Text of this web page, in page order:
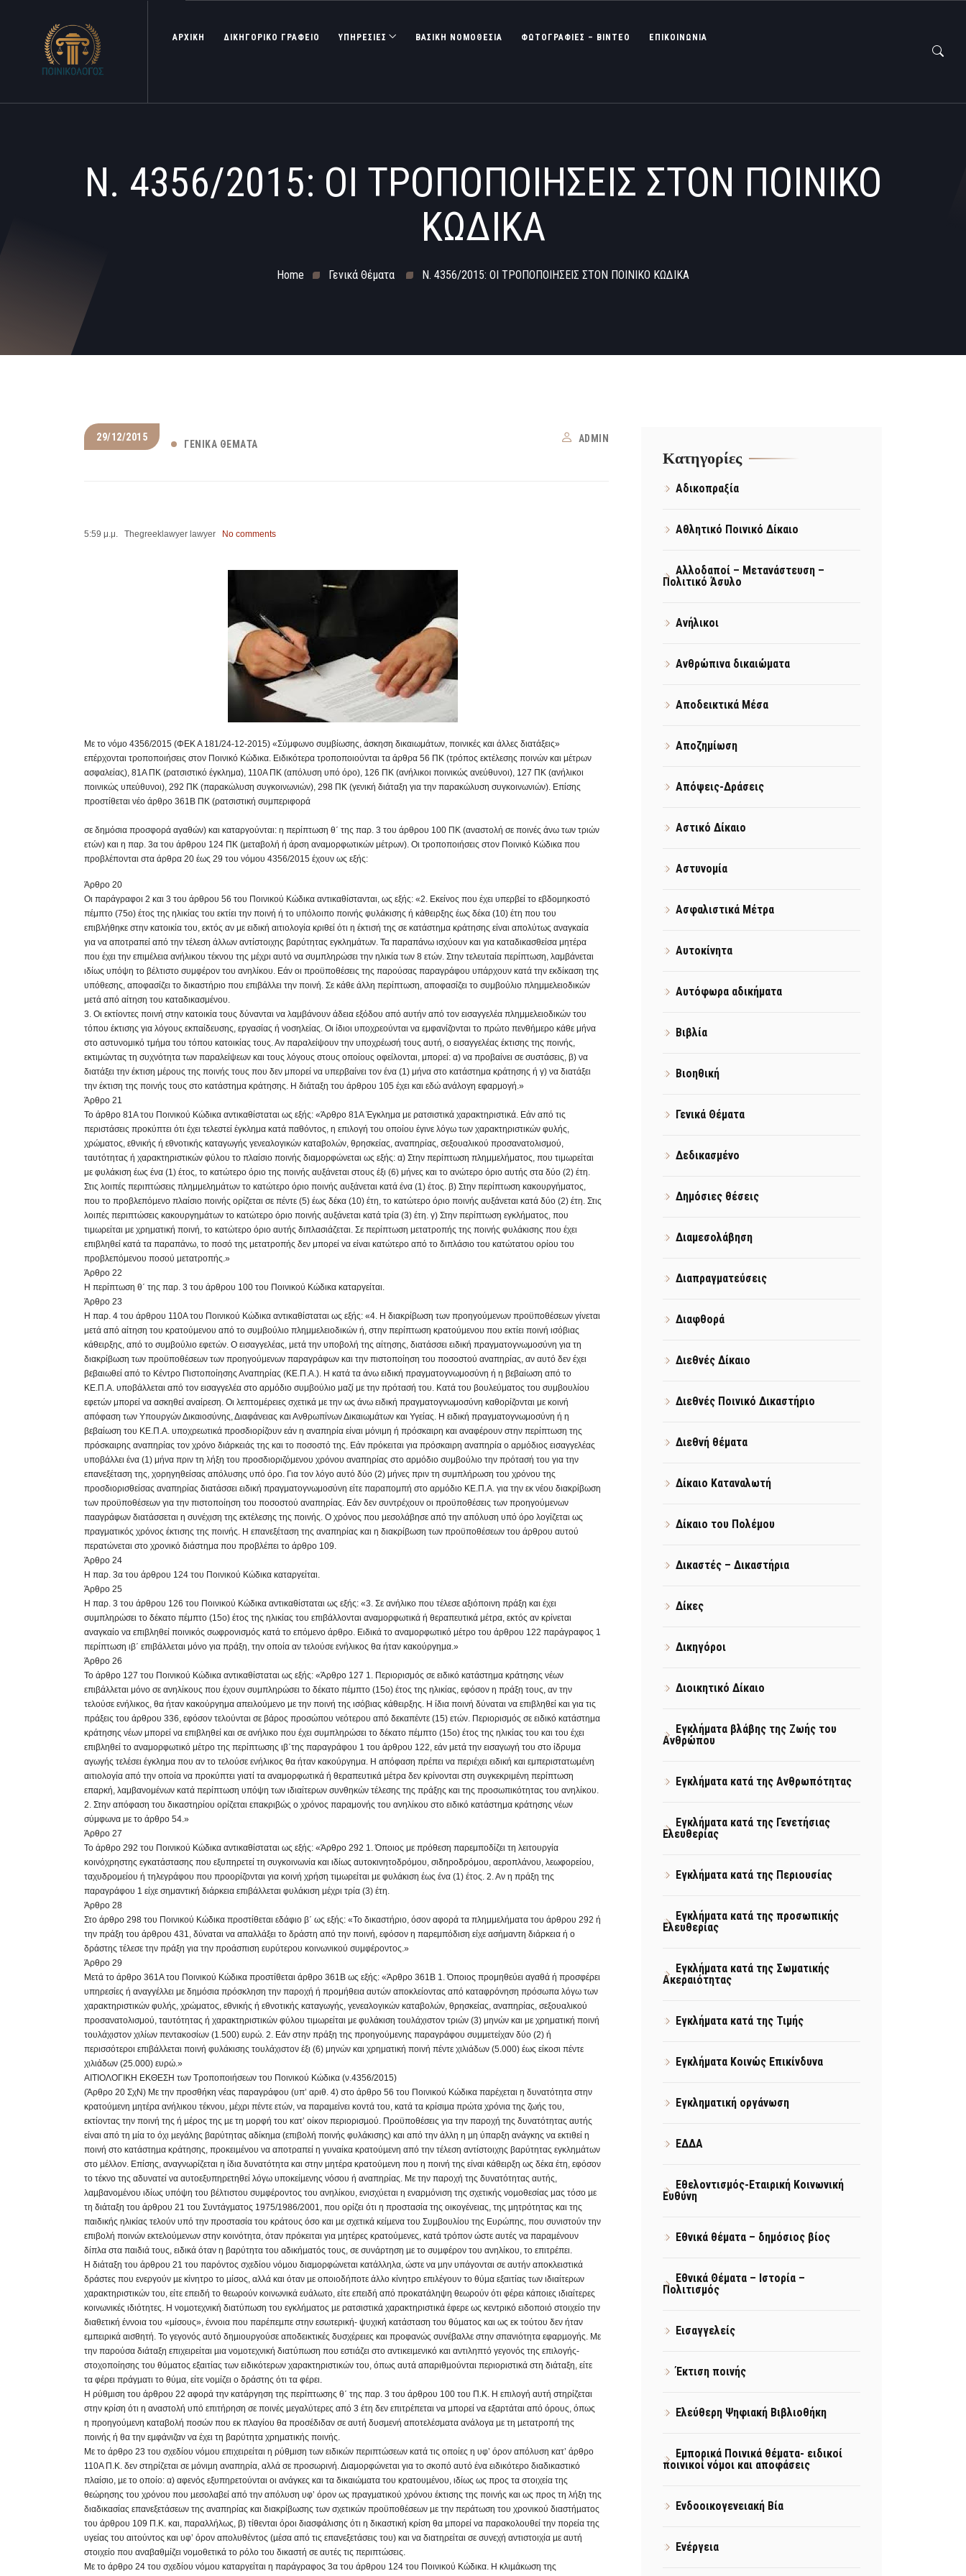
ΑΡΧΙΚΗ ΔΙΚΗΓΟΡΙΚΟ ΓΡΑΦΕΙΟ ΥΠΗΡΕΣΙΕΣ ΒΑΣΙΚΉ ΝΟΜΟΘΕΣΊΑ ΦΩΤΟΓΡΑΦΊΕΣ – ΒΊΝΤΕΟ ΕΠΙΚΟΙΝΩΝΙΑ
Ν. 4356/2015: ΟΙ ΤΡΟΠΟΠΟΙΗΣΕΙΣ ΣΤΟΝ ΠΟΙΝΙΚΟ
ΚΩΔΙΚΑ
Home Γενικά Θέματα Ν. 4356/2015: ΟΙ ΤΡΟΠΟΠΟΙΗΣΕΙΣ ΣΤΟΝ ΠΟΙΝΙΚΟ ΚΩΔΙΚΑ
29/12/2015
ΓΕΝΙΚΆ ΘΈΜΑΤΑ ADMIN
5:59 μ.μ. Thegreeklawyer lawyer No comments
Με το νόμο 4356/2015 (ΦΕΚ Α 181/24-12-2015) «Σύμφωνο συμβίωσης, άσκηση δικαιωμάτων, ποινικές και άλλες διατάξεις»
επέρχονται τροποποιήσεις στον Ποινικό Κώδικα. Ειδικότερα τροποποιούνται τα άρθρα 56 ΠΚ (τρόπος εκτέλεσης ποινών και μέτρων
ασφαλείας), 81Α ΠΚ (ρατσιστικό έγκλημα), 110Α ΠΚ (απόλυση υπό όρο), 126 ΠΚ (ανήλικοι ποινικώς ανεύθυνοι), 127 ΠΚ (ανήλικοι
ποινικώς υπεύθυνοι), 292 ΠΚ (παρακώλυση συγκοινωνιών), 298 ΠΚ (γενική διάταξη για την παρακώλυση συγκοινωνιών). Επίσης
προστίθεται νέο άρθρο 361Β ΠΚ (ρατσιστική συμπεριφορά
σε δημόσια προσφορά αγαθών) και καταργούνται: η περίπτωση θ΄ της παρ. 3 του άρθρου 100 ΠΚ (αναστολή σε ποινές άνω των τριών
ετών) και η παρ. 3α του άρθρου 124 ΠΚ (μεταβολή ή άρση αναμορφωτικών μέτρων). Οι τροποποιήσεις στον Ποινικό Κώδικα που
προβλέπονται στα άρθρα 20 έως 29 του νόμου 4356/2015 έχουν ως εξής:
Άρθρο 20
Οι παράγραφοι 2 και 3 του άρθρου 56 του Ποινικού Κώδικα αντικαθίστανται, ως εξής: «2. Εκείνος που έχει υπερβεί το εβδομηκοστό
πέμπτο (75ο) έτος της ηλικίας του εκτίει την ποινή ή το υπόλοιπο ποινής φυλάκισης ή κάθειρξης έως δέκα (10) έτη που του
επιβλήθηκε στην κατοικία του, εκτός αν με ειδική αιτιολογία κριθεί ότι η έκτισή της σε κατάστημα κράτησης είναι απολύτως αναγκαία
για να αποτραπεί από την τέλεση άλλων αντίστοιχης βαρύτητας εγκλημάτων. Τα παραπάνω ισχύουν και για καταδικασθείσα μητέρα
που έχει την επιμέλεια ανήλικου τέκνου της μέχρι αυτό να συμπληρώσει την ηλικία των 8 ετών. Στην τελευταία περίπτωση, λαμβάνεται
ιδίως υπόψη το βέλτιστο συμφέρον του ανηλίκου. Εάν οι προϋποθέσεις της παρούσας παραγράφου υπάρχουν κατά την εκδίκαση της
υπόθεσης, αποφασίζει το δικαστήριο που επιβάλλει την ποινή. Σε κάθε άλλη περίπτωση, αποφασίζει το συμβούλιο πλημμελειοδικών
μετά από αίτηση του καταδικασμένου.
3. Οι εκτίοντες ποινή στην κατοικία τους δύνανται να λαμβάνουν άδεια εξόδου από αυτήν από τον εισαγγελέα πλημμελειοδικών του
τόπου έκτισης για λόγους εκπαίδευσης, εργασίας ή νοσηλείας. Οι ίδιοι υποχρεούνται να εμφανίζονται το πρώτο πενθήμερο κάθε μήνα
στο αστυνομικό τμήμα του τόπου κατοικίας τους. Αν παραλείψουν την υποχρέωσή τους αυτή, ο εισαγγελέας έκτισης της ποινής,
εκτιμώντας τη συχνότητα των παραλείψεων και τους λόγους στους οποίους οφείλονται, μπορεί: α) να προβαίνει σε συστάσεις, β) να
διατάξει την έκτιση μέρους της ποινής τους που δεν μπορεί να υπερβαίνει τον ένα (1) μήνα στο κατάστημα κράτησης ή γ) να διατάξει
την έκτιση της ποινής τους στο κατάστημα κράτησης. Η διάταξη του άρθρου 105 έχει και εδώ ανάλογη εφαρμογή.»
Άρθρο 21
Το άρθρο 81Α του Ποινικού Κώδικα αντικαθίσταται ως εξής: «Άρθρο 81Α Έγκλημα με ρατσιστικά χαρακτηριστικά. Εάν από τις
περιστάσεις προκύπτει ότι έχει τελεστεί έγκλημα κατά παθόντος, η επιλογή του οποίου έγινε λόγω των χαρακτηριστικών φυλής,
χρώματος, εθνικής ή εθνοτικής καταγωγής γενεαλογικών καταβολών, θρησκείας, αναπηρίας, σεξουαλικού προσανατολισμού,
ταυτότητας ή χαρακτηριστικών φύλου το πλαίσιο ποινής διαμορφώνεται ως εξής: α) Στην περίπτωση πλημμελήματος, που τιμωρείται
με φυλάκιση έως ένα (1) έτος, το κατώτερο όριο της ποινής αυξάνεται στους έξι (6) μήνες και το ανώτερο όριο αυτής στα δύο (2) έτη.
Στις λοιπές περιπτώσεις πλημμελημάτων το κατώτερο όριο ποινής αυξάνεται κατά ένα (1) έτος. β) Στην περίπτωση κακουργήματος,
που το προβλεπόμενο πλαίσιο ποινής ορίζεται σε πέντε (5) έως δέκα (10) έτη, το κατώτερο όριο ποινής αυξάνεται κατά δύο (2) έτη. Στις
λοιπές περιπτώσεις κακουργημάτων το κατώτερο όριο ποινής αυξάνεται κατά τρία (3) έτη. γ) Στην περίπτωση εγκλήματος, που
τιμωρείται με χρηματική ποινή, το κατώτερο όριο αυτής διπλασιάζεται. Σε περίπτωση μετατροπής της ποινής φυλάκισης που έχει
επιβληθεί κατά τα παραπάνω, το ποσό της μετατροπής δεν μπορεί να είναι κατώτερο από το διπλάσιο του κατώτατου ορίου του
προβλεπόμενου ποσού μετατροπής.»
Άρθρο 22
Η περίπτωση θ΄ της παρ. 3 του άρθρου 100 του Ποινικού Κώδικα καταργείται.
Άρθρο 23
Η παρ. 4 του άρθρου 110Α του Ποινικού Κώδικα αντικαθίσταται ως εξής: «4. Η διακρίβωση των προηγούμενων προϋποθέσεων γίνεται
μετά από αίτηση του κρατούμενου από το συμβούλιο πλημμελειοδικών ή, στην περίπτωση κρατούμενου που εκτίει ποινή ισόβιας
κάθειρξης, από το συμβούλιο εφετών. Ο εισαγγελέας, μετά την υποβολή της αίτησης, διατάσσει ειδική πραγματογνωμοσύνη για τη
διακρίβωση των προϋποθέσεων των προηγούμενων παραγράφων και την πιστοποίηση του ποσοστού αναπηρίας, αν αυτό δεν έχει
βεβαιωθεί από το Κέντρο Πιστοποίησης Αναπηρίας (ΚΕ.Π.Α.). Η κατά τα άνω ειδική πραγματογνωμοσύνη ή η βεβαίωση από το
ΚΕ.Π.Α. υποβάλλεται από τον εισαγγελέα στο αρμόδιο συμβούλιο μαζί με την πρότασή του. Κατά του βουλεύματος του συμβουλίου
εφετών μπορεί να ασκηθεί αναίρεση. Οι λεπτομέρειες σχετικά με την ως άνω ειδική πραγματογνωμοσύνη καθορίζονται με κοινή
απόφαση των Υπουργών Δικαιοσύνης, Διαφάνειας και Ανθρωπίνων Δικαιωμάτων και Υγείας. Η ειδική πραγματογνωμοσύνη ή η
βεβαίωση του ΚΕ.Π.Α. υποχρεωτικά προσδιορίζουν εάν η αναπηρία είναι μόνιμη ή πρόσκαιρη και αναφέρουν στην περίπτωση της
πρόσκαιρης αναπηρίας τον χρόνο διάρκειάς της και το ποσοστό της. Εάν πρόκειται για πρόσκαιρη αναπηρία ο αρμόδιος εισαγγελέας
υποβάλλει ένα (1) μήνα πριν τη λήξη του προσδιοριζόμενου χρόνου αναπηρίας στο αρμόδιο συμβούλιο την πρότασή του για την
επανεξέταση της, χορηγηθείσας απόλυσης υπό όρο. Για τον λόγο αυτό δύο (2) μήνες πριν τη συμπλήρωση του χρόνου της
προσδιορισθείσας αναπηρίας διατάσσει ειδική πραγματογνωμοσύνη είτε παραπομπή στο αρμόδιο ΚΕ.Π.Α. για την εκ νέου διακρίβωση
των προϋποθέσεων για την πιστοποίηση του ποσοστού αναπηρίας. Εάν δεν συντρέχουν οι προϋποθέσεις των προηγούμενων
πααγράφων διατάσσεται η συνέχιση της εκτέλεσης της ποινής. Ο χρόνος που μεσολάβησε από την απόλυση υπό όρο λογίζεται ως
πραγματικός χρόνος έκτισης της ποινής. Η επανεξέταση της αναπηρίας και η διακρίβωση των προϋποθέσεων του άρθρου αυτού
περατώνεται στο χρονικό διάστημα που προβλέπει το άρθρο 109.
Άρθρο 24
Η παρ. 3α του άρθρου 124 του Ποινικού Κώδικα καταργείται.
Άρθρο 25
Η παρ. 3 του άρθρου 126 του Ποινικού Κώδικα αντικαθίσταται ως εξής: «3. Σε ανήλικο που τέλεσε αξιόποινη πράξη και έχει
συμπληρώσει το δέκατο πέμπτο (15ο) έτος της ηλικίας του επιβάλλονται αναμορφωτικά ή θεραπευτικά μέτρα, εκτός αν κρίνεται
αναγκαίο να επιβληθεί ποινικός σωφρονισμός κατά το επόμενο άρθρο. Ειδικά το αναμορφωτικό μέτρο του άρθρου 122 παράγραφος 1
περίπτωση ιβ΄ επιβάλλεται μόνο για πράξη, την οποία αν τελούσε ενήλικος θα ήταν κακούργημα.»
Άρθρο 26
Το άρθρο 127 του Ποινικού Κώδικα αντικαθίσταται ως εξής: «Άρθρο 127 1. Περιορισμός σε ειδικό κατάστημα κράτησης νέων
επιβάλλεται μόνο σε ανηλίκους που έχουν συμπληρώσει το δέκατο πέμπτο (15ο) έτος της ηλικίας, εφόσον η πράξη τους, αν την
τελούσε ενήλικος, θα ήταν κακούργημα απειλούμενο με την ποινή της ισόβιας κάθειρξης. Η ίδια ποινή δύναται να επιβληθεί και για τις
πράξεις του άρθρου 336, εφόσον τελούνται σε βάρος προσώπου νεότερου από δεκαπέντε (15) ετών. Περιορισμός σε ειδικό κατάστημα
κράτησης νέων μπορεί να επιβληθεί και σε ανήλικο που έχει συμπληρώσει το δέκατο πέμπτο (15ο) έτος της ηλικίας του και του έχει
επιβληθεί το αναμορφωτικό μέτρο της περίπτωσης ιβ΄της παραγράφου 1 του άρθρου 122, εάν μετά την εισαγωγή του στο ίδρυμα
αγωγής τελέσει έγκλημα που αν το τελούσε ενήλικος θα ήταν κακούργημα. Η απόφαση πρέπει να περιέχει ειδική και εμπεριστατωμένη
αιτιολογία από την οποία να προκύπτει γιατί τα αναμορφωτικά ή θεραπευτικά μέτρα δεν κρίνονται στη συγκεκριμένη περίπτωση
επαρκή, λαμβανομένων κατά περίπτωση υπόψη των ιδιαίτερων συνθηκών τέλεσης της πράξης και της προσωπικότητας του ανηλίκου.
2. Στην απόφαση του δικαστηρίου ορίζεται επακριβώς ο χρόνος παραμονής του ανηλίκου στο ειδικό κατάστημα κράτησης νέων
σύμφωνα με το άρθρο 54.»
Άρθρο 27
Το άρθρο 292 του Ποινικού Κώδικα αντικαθίσταται ως εξής: «Άρθρο 292 1. Όποιος με πρόθεση παρεμποδίζει τη λειτουργία
κοινόχρηστης εγκατάστασης που εξυπηρετεί τη συγκοινωνία και ιδίως αυτοκινητοδρόμου, σιδηροδρόμου, αεροπλάνου, λεωφορείου,
ταχυδρομείου ή τηλεγράφου που προορίζονται για κοινή χρήση τιμωρείται με φυλάκιση έως ένα (1) έτος. 2. Αν η πράξη της
παραγράφου 1 είχε σημαντική διάρκεια επιβάλλεται φυλάκιση μέχρι τρία (3) έτη.
Άρθρο 28
Στο άρθρο 298 του Ποινικού Κώδικα προστίθεται εδάφιο β΄ ως εξής: «Το δικαστήριο, όσον αφορά τα πλημμελήματα του άρθρου 292 ή
την πράξη του άρθρου 431, δύναται να απαλλάξει το δράστη από την ποινή, εφόσον η παρεμπόδιση είχε ασήμαντη διάρκεια ή ο
δράστης τέλεσε την πράξη για την προάσπιση ευρύτερου κοινωνικού συμφέροντος.»
Άρθρο 29
Μετά το άρθρο 361Α του Ποινικού Κώδικα προστίθεται άρθρο 361Β ως εξής: «Άρθρο 361Β 1. Όποιος προμηθεύει αγαθά ή προσφέρει
υπηρεσίες ή αναγγέλλει με δημόσια πρόσκληση την παροχή ή προμήθεια αυτών αποκλείοντας από καταφρόνηση πρόσωπα λόγω των
χαρακτηριστικών φυλής, χρώματος, εθνικής ή εθνοτικής καταγωγής, γενεαλογικών καταβολών, θρησκείας, αναπηρίας, σεξουαλικού
προσανατολισμού, ταυτότητας ή χαρακτηριστικών φύλου τιμωρείται με φυλάκιση τουλάχιστον τριών (3) μηνών και με χρηματική ποινή
τουλάχιστον χιλίων πεντακοσίων (1.500) ευρώ. 2. Εάν στην πράξη της προηγούμενης παραγράφου συμμετείχαν δύο (2) ή
περισσότεροι επιβάλλεται ποινή φυλάκισης τουλάχιστον έξι (6) μηνών και χρηματική ποινή πέντε χιλιάδων (5.000) έως είκοσι πέντε
χιλιάδων (25.000) ευρώ.»
ΑΙΤΙΟΛΟΓΙΚΗ ΕΚΘΕΣΗ των Τροποποιήσεων του Ποινικού Κώδικα (ν.4356/2015)
(Άρθρο 20 ΣχΝ) Με την προσθήκη νέας παραγράφου (υπ’ αριθ. 4) στο άρθρο 56 του Ποινικού Κώδικα παρέχεται η δυνατότητα στην
κρατούµενη µητέρα ανήλικου τέκνου, µέχρι πέντε ετών, να παραµείνει κοντά του, κατά τα κρίσιµα πρώτα χρόνια της ζωής του,
εκτίοντας την ποινή της ή µέρος της µε τη µορφή του κατ’ οίκον περιορισµού. Προϋποθέσεις για την παροχή της δυνατότητας αυτής
είναι από τη µία το όχι µεγάλης βαρύτητας αδίκηµα (επιβολή ποινής φυλάκισης) και από την άλλη η µη ύπαρξη ανάγκης να εκτιθεί η
ποινή στο κατάστηµα κράτησης, προκειµένου να αποτραπεί η γυναίκα κρατούµενη από την τέλεση αντίστοιχης βαρύτητας εγκληµάτων
στο µέλλον. Επίσης, αναγνωρίζεται η ίδια δυνατότητα και στην µητέρα κρατούµενη που η ποινή της είναι κάθειρξη ως δέκα έτη, εφόσον
το τέκνο της αδυνατεί να αυτοεξυπηρετηθεί λόγω υποκείµενης νόσου ή αναπηρίας. Με την παροχή της δυνατότητας αυτής,
λαµβανοµένου ιδίως υπόψη του βέλτιστου συµφέροντος του ανηλίκου, ενισχύεται η εναρµόνιση της σχετικής νοµοθεσίας µας τόσο µε
τη διάταξη του άρθρου 21 του Συντάγµατος 1975/1986/2001, που ορίζει ότι η προστασία της οικογένειας, της µητρότητας και της
παιδικής ηλικίας τελούν υπό την προστασία του κράτους όσο και µε σχετικά κείµενα του Συµβουλίου της Ευρώπης, που συνιστούν την
επιβολή ποινών εκτελούµενων στην κοινότητα, όταν πρόκειται για µητέρες κρατούµενες, κατά τρόπον ώστε αυτές να παραµένουν
δίπλα στα παιδιά τους, ειδικά όταν η βαρύτητα του αδικήµατός τους, σε συνάρτηση µε το συµφέρον του ανηλίκου, το επιτρέπει.
Η διάταξη του άρθρου 21 του παρόντος σχεδίου νόµου διαµορφώνεται κατάλληλα, ώστε να µην υπάγονται σε αυτήν αποκλειστικά
δράστες που ενεργούν µε κίνητρο το µίσος, αλλά και όταν µε οποιοδήποτε άλλο κίνητρο επιλέγουν το θύµα εξαιτίας των ιδιαίτερων
χαρακτηριστικών του, είτε επειδή το θεωρούν κοινωνικά ευάλωτο, είτε επειδή από προκατάληψη θεωρούν ότι φέρει κάποιες ιδιαίτερες
κοινωνικές ιδιότητες. Η νοµοτεχνική διατύπωση του εγκλήµατος µε ρατσιστικά χαρακτηριστικά έφερε ως κεντρικό ειδοποιό στοιχείο την
διαθετική έννοια του «µίσους», έννοια που παρέπεµπε στην εσωτερική- ψυχική κατάσταση του θύµατος και ως εκ τούτου δεν ήταν
εµπειρικά αισθητή. Το γεγονός αυτό δηµιουργούσε αποδεικτικές δυσχέρειες και προφανώς συνέβαλλε στην σπανιότητα εφαρµογής. Με
την παρούσα διάταξη επιχειρείται µια νοµοτεχνική διατύπωση που εστιάζει στο αντικειµενικό και αντιληπτό γεγονός της επιλογής-
στοχοποίησης του θύµατος εξαιτίας των ειδικότερων χαρακτηριστικών του, όπως αυτά απαριθµούνται περιοριστικά στη διάταξη, είτε
τα φέρει πράγµατι το θύµα, είτε νοµίζει ο δράστης ότι τα φέρει.
Η ρύθµιση του άρθρου 22 αφορά την κατάργηση της περίπτωσης θ΄ της παρ. 3 του άρθρου 100 του Π.Κ. Η επιλογή αυτή στηρίζεται
στην κρίση ότι η αναστολή υπό επιτήρηση σε ποινές µεγαλύτερες από 3 έτη δεν επιτρέπεται να µπορεί να εξαρτάται από όρους, όπως
η προηγούµενη καταβολή ποσών που εκ πλαγίου θα προσέδιδαν σε αυτή δυσµενή αποτελέσµατα ανάλογα µε τη µετατροπή της
ποινής ή θα την εµφάνιζαν να έχει τη βαρύτητα χρηµατικής ποινής.
Με το άρθρο 23 του σχεδίου νόµου επιχειρείται η ρύθµιση των ειδικών περιπτώσεων κατά τις οποίες η υφ’ όρον απόλυση κατ’ άρθρο
110Α Π.Κ. δεν στηρίζεται σε µόνιµη αναπηρία, αλλά σε προσωρινή. Διαµορφώνεται για το σκοπό αυτό ένα ειδικότερο διαδικαστικό
πλαίσιο, µε το οποίο: α) αφενός εξυπηρετούνται οι ανάγκες και τα δικαιώµατα του κρατουµένου, ιδίως ως προς τα στοιχεία της
θεώρησης του χρόνου που µεσολαβεί από την απόλυση υφ’ όρον ως πραγµατικού χρόνου έκτισης της ποινής και ως προς τη λήξη της
διαδικασίας επανεξετάσεων της αναπηρίας και διακρίβωσης των σχετικών προϋποθέσεων µε την περάτωση του χρονικού διαστήµατος
του άρθρου 109 Π.Κ. και, παραλλήλως, β) τίθενται όροι διασφάλισης ότι η δικαστική κρίση θα µπορεί να παρακολουθεί την πορεία της
υγείας του αιτούντος και υφ’ όρον απολυθέντος (µέσα από τις επανεξετάσεις του) και να διατηρείται σε συνεχή αντιστοιχία µε αυτή
στοιχείο που αναβαθµίζει νοµοθετικά το ρόλο του δικαστή σε αυτές τις περιπτώσεις.
Με το άρθρο 24 του σχεδίου νόµου καταργείται η παράγραφος 3α του άρθρου 124 του Ποινικού Κώδικα. Η κλιµάκωση της
Kατηγορίες
Αδικοπραξία
Αθλητικό Ποινικό Δίκαιο
Αλλοδαποί – Μετανάστευση –
Πολιτικό Άσυλο
Ανήλικοι
Ανθρώπινα δικαιώματα
Αποδεικτικά Μέσα
Αποζημίωση
Απόψεις-Δράσεις
Αστικό Δίκαιο
Αστυνομία
Ασφαλιστικά Μέτρα
Αυτοκίνητα
Αυτόφωρα αδικήματα
Βιβλία
Βιοηθική
Γενικά Θέματα
Δεδικασμένο
Δημόσιες θέσεις
Διαμεσολάβηση
Διαπραγματεύσεις
Διαφθορά
Διεθνές Δίκαιο
Διεθνές Ποινικό Δικαστήριο
Διεθνή θέματα
Δίκαιο Καταναλωτή
Δίκαιο του Πολέμου
Δικαστές – Δικαστήρια
Δίκες
Δικηγόροι
Διοικητικό Δίκαιο
Εγκλήματα βλάβης της Ζωής του
Ανθρώπου
Εγκλήματα κατά της Ανθρωπότητας
Εγκλήματα κατά της Γενετήσιας
Ελευθερίας
Εγκλήματα κατά της Περιουσίας
Εγκλήματα κατά της προσωπικής
Ελευθερίας
Εγκλήματα κατά της Σωματικής
Ακεραιότητας
Εγκλήματα κατά της Τιμής
Εγκλήματα Κοινώς Επικίνδυνα
Εγκληματική οργάνωση
ΕΔΔΑ
Εθελοντισμός-Εταιρική Κοινωνική
Ευθύνη
Εθνικά θέματα – δημόσιος βίος
Εθνικά Θέματα – Ιστορία –
Πολιτισμός
Εισαγγελείς
Έκτιση ποινής
Ελεύθερη Ψηφιακή Βιβλιοθήκη
Εμπορικά Ποινικά θέματα- ειδικοί
ποινικοί νόμοι και αποφάσεις
Ενδοοικογενειακή Βία
Ενέργεια